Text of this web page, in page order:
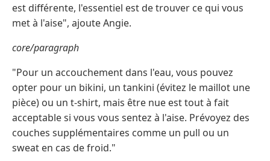
est différente, l'essentiel est de trouver ce qui vous
met à l'aise", ajoute Angie.
core/paragraph
"Pour un accouchement dans l'eau, vous pouvez
opter pour un bikini, un tankini (évitez le maillot une
pièce) ou un t-shirt, mais être nue est tout à fait
acceptable si vous vous sentez à l'aise. Prévoyez des
couches supplémentaires comme un pull ou un
sweat en cas de froid."